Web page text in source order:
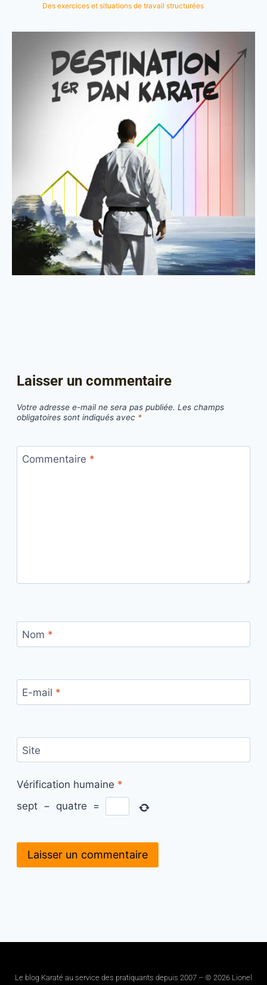
Des exercices et situations de travail structurées
Laisser un commentaire
Votre adresse e-mail ne sera pas publiée. Les champs
obligatoires sont indiqués avec *
Commentaire *
Nom *
E-mail *
Site
Vérification humaine *
sept − quatre =
Le blog Karaté au service des pratiquants depuis 2007 – © 2026 Lionel